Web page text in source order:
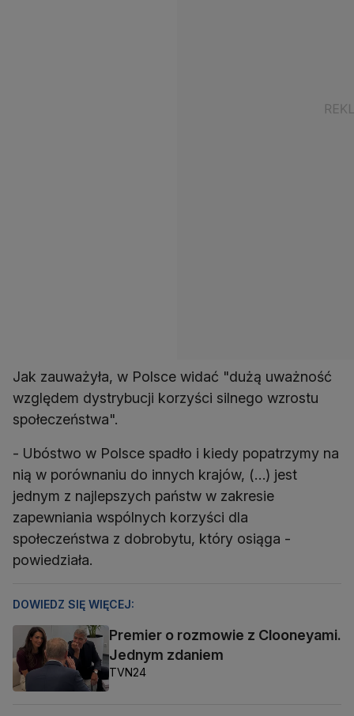
Jak zauważyła, w Polsce widać "dużą uważność
względem dystrybucji korzyści silnego wzrostu
społeczeństwa".
- Ubóstwo w Polsce spadło i kiedy popatrzymy na
nią w porównaniu do innych krajów, (…) jest
jednym z najlepszych państw w zakresie
zapewniania wspólnych korzyści dla
społeczeństwa z dobrobytu, który osiąga -
powiedziała.
DOWIEDZ SIĘ WIĘCEJ:
Premier o rozmowie z Clooneyami.
Jednym zdaniem
TVN24